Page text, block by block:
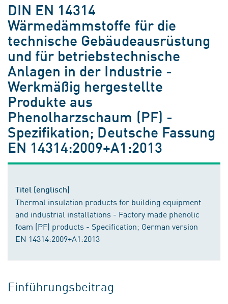
DIN EN 14314
Wärmedämmstoffe für die
technische Gebäudeausrüstung
und für betriebstechnische
Anlagen in der Industrie -
Werkmäßig hergestellte
Produkte aus
Phenolharzschaum (PF) -
Spezifikation; Deutsche Fassung
EN 14314:2009+A1:2013
Titel (englisch)
Thermal insulation products for building equipment
and industrial installations - Factory made phenolic
foam (PF) products - Specification; German version
EN 14314:2009+A1:2013
Einführungsbeitrag